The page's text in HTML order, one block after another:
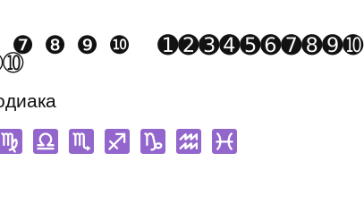
➊➋➌➍➎➏➐➑➒➓